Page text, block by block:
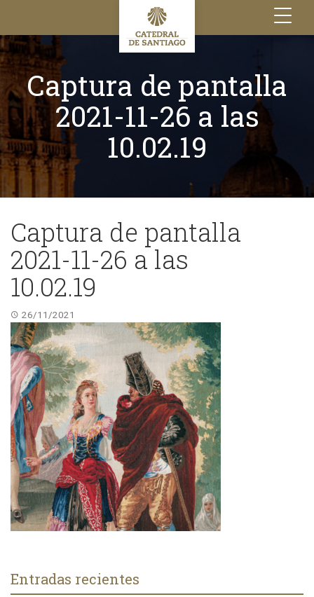
Toggle
navigation
Captura de pantalla
2021-11-26 a las
10.02.19
Captura de pantalla
2021-11-26 a las
10.02.19
26/11/2021
Entradas recientes